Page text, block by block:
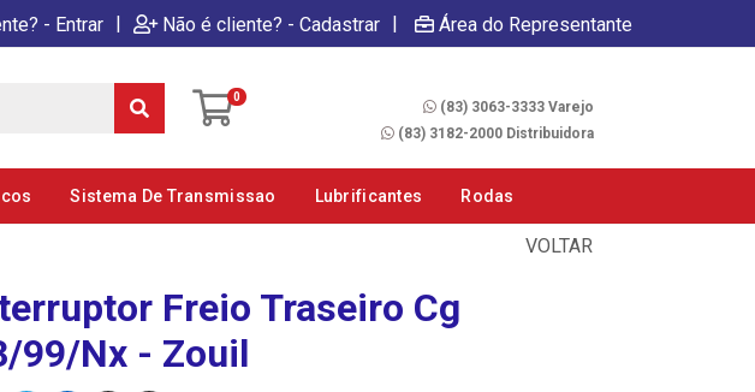
- Entrar | Não é cliente? - Cadastrar | Área do Representante
0
(83) 3063-3333 Varejo
(83) 3182-2000 Distribuidora
Sistema De Transmissao Lubrificantes Rodas
VOLTAR
Freio Traseiro Cg
99/Nx - Zouil